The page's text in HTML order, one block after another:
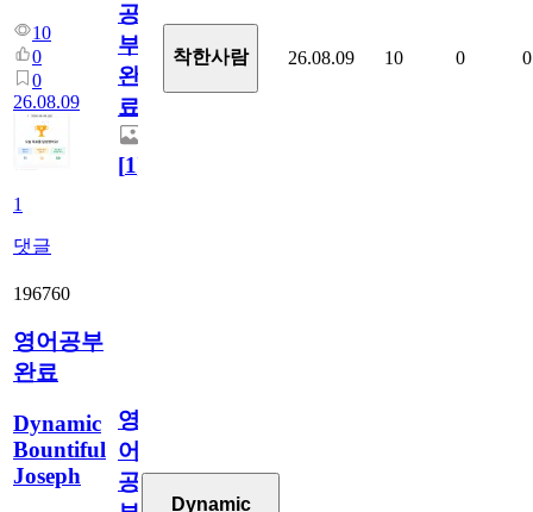
10
0
0
26.08.09
1
댓글
공
부
완
료
[1]
착한사람 26.08.09 10 0 0
196760
영어공부
완료
Dynamic
Bountiful
Joseph
영
어
공
Dynamic